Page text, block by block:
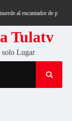
al encantador de perros
Tulatv
solo Lugar